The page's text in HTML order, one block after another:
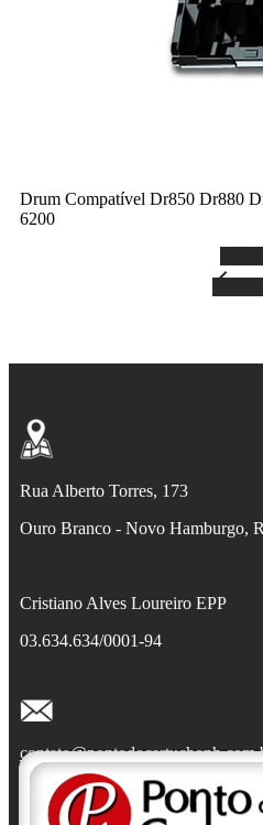
Drum Compatível Dr850 Dr880
6200
arrow_back
Rua Alberto Torres, 173
Ouro Branco - Novo Hamburgo,
Cristiano Alves Loureiro EPP
03.634.634/0001-94